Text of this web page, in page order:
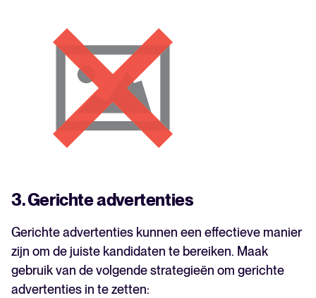
3. Gerichte advertenties
Gerichte advertenties kunnen een effectieve manier
zijn om de juiste kandidaten te bereiken. Maak
gebruik van de volgende strategieën om gerichte
advertenties in te zetten: